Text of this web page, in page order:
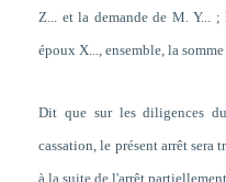
Z... et la demande de M. Y... ;
époux X..., ensemble, la
Dit que sur les diligences
cassation, le présent arrêt sera
à la suite de l'arrêt